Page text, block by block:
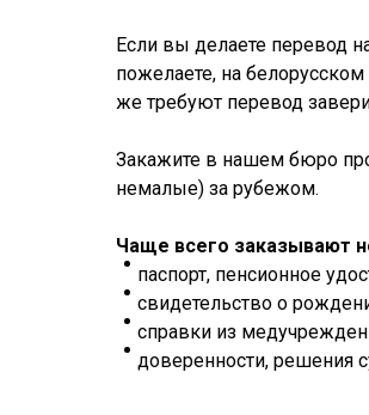
Если вы делаете перевод
пожелаете, на
же требуют перевод
Закажите в нашем бюро
немалые) за рубежом.
Чаще всего заказывают
паспорт, пенсионное
свидетельство о
справки из
доверенности, решения